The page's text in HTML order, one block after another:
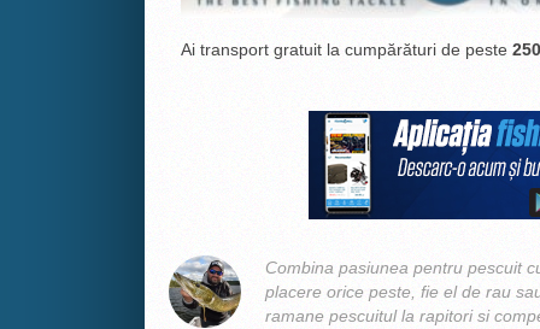
Ai transport gratuit la cumpărături de peste
Combina pasiunea pentru pescuit
placere orice peste, fie el de rau
ramane pescuitul la rapitori si